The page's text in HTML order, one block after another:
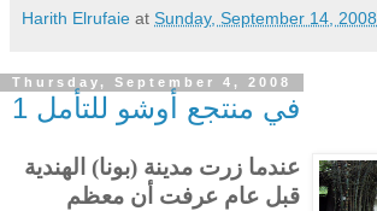
Harith Elrufaie at Sunday, September 14, 2008
Thursday, September 4, 2008
في منتجع أوشو للتأمل 1
عندما زرت مدينة (بونا) الهندية
قبل عام عرفت أن معظم